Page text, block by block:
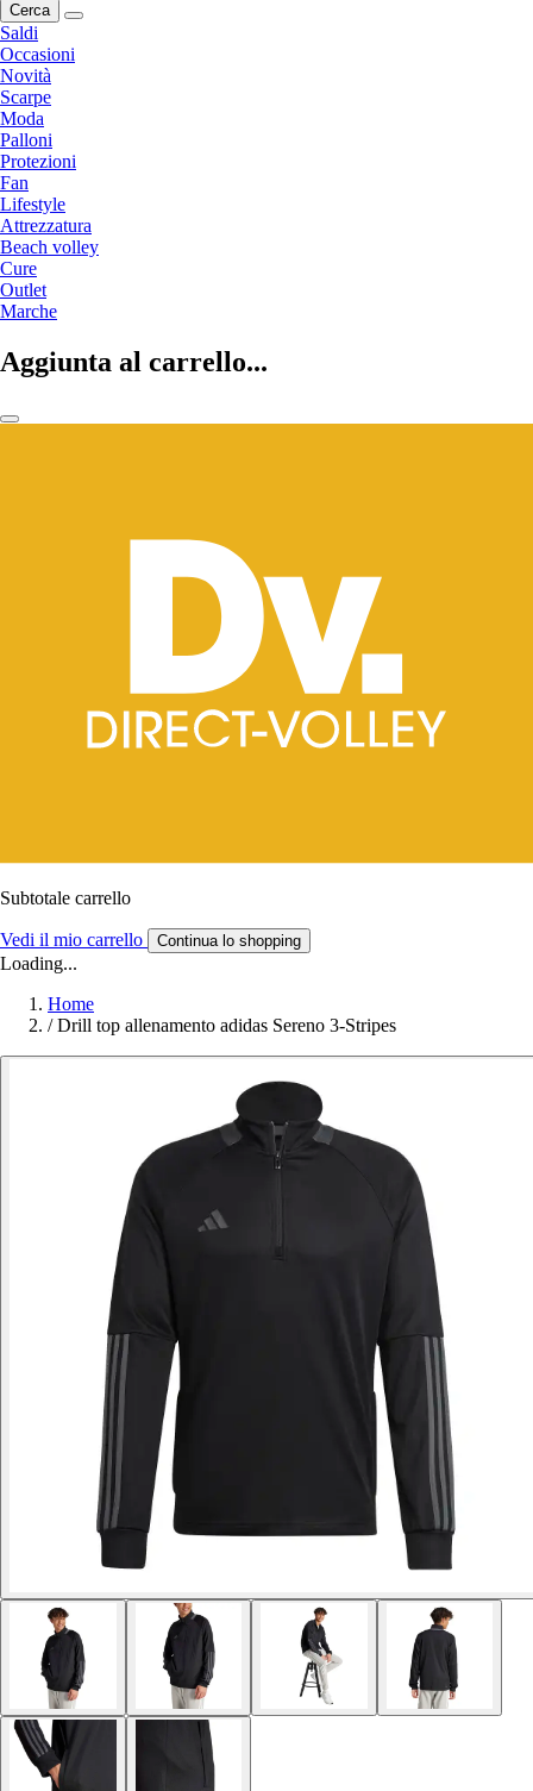
Cerca
Saldi
Occasioni
Novità
Scarpe
Moda
Palloni
Protezioni
Fan
Lifestyle
Attrezzatura
Beach volley
Cure
Outlet
Marche
Aggiunta al carrello...
Subtotale carrello
Vedi il mio carrello Continua lo shopping
Loading...
Home
/ Drill top allenamento adidas Sereno 3-Stripes